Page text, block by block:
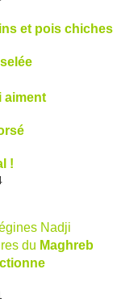
et pois chiches
aiment
!
Nadji
du Maghreb